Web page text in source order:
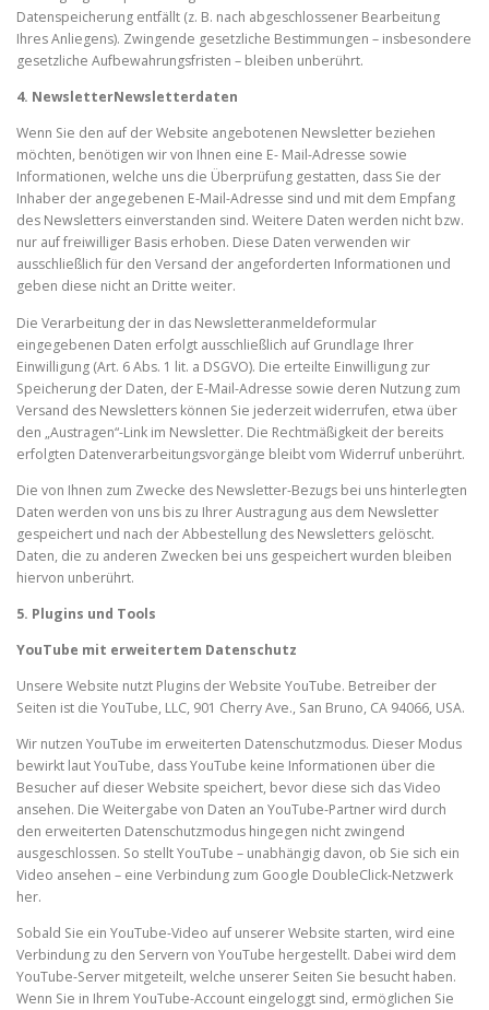
Datenspeicherung entfällt (z. B. nach abgeschlossener Bearbeitung
Ihres Anliegens). Zwingende gesetzliche Bestimmungen – insbesondere
gesetzliche Aufbewahrungsfristen – bleiben unberührt.
4. NewsletterNewsletterdaten
Wenn Sie den auf der Website angebotenen Newsletter beziehen
möchten, benötigen wir von Ihnen eine E- Mail-Adresse sowie
Informationen, welche uns die Überprüfung gestatten, dass Sie der
Inhaber der angegebenen E-Mail-Adresse sind und mit dem Empfang
des Newsletters einverstanden sind. Weitere Daten werden nicht bzw.
nur auf freiwilliger Basis erhoben. Diese Daten verwenden wir
ausschließlich für den Versand der angeforderten Informationen und
geben diese nicht an Dritte weiter.
Die Verarbeitung der in das Newsletteranmeldeformular
eingegebenen Daten erfolgt ausschließlich auf Grundlage Ihrer
Einwilligung (Art. 6 Abs. 1 lit. a DSGVO). Die erteilte Einwilligung zur
Speicherung der Daten, der E-Mail-Adresse sowie deren Nutzung zum
Versand des Newsletters können Sie jederzeit widerrufen, etwa über
den „Austragen“-Link im Newsletter. Die Rechtmäßigkeit der bereits
erfolgten Datenverarbeitungsvorgänge bleibt vom Widerruf unberührt.
Die von Ihnen zum Zwecke des Newsletter-Bezugs bei uns hinterlegten
Daten werden von uns bis zu Ihrer Austragung aus dem Newsletter
gespeichert und nach der Abbestellung des Newsletters gelöscht.
Daten, die zu anderen Zwecken bei uns gespeichert wurden bleiben
hiervon unberührt.
5. Plugins und Tools
YouTube mit erweitertem Datenschutz
Unsere Website nutzt Plugins der Website YouTube. Betreiber der
Seiten ist die YouTube, LLC, 901 Cherry Ave., San Bruno, CA 94066, USA.
Wir nutzen YouTube im erweiterten Datenschutzmodus. Dieser Modus
bewirkt laut YouTube, dass YouTube keine Informationen über die
Besucher auf dieser Website speichert, bevor diese sich das Video
ansehen. Die Weitergabe von Daten an YouTube-Partner wird durch
den erweiterten Datenschutzmodus hingegen nicht zwingend
ausgeschlossen. So stellt YouTube – unabhängig davon, ob Sie sich ein
Video ansehen – eine Verbindung zum Google DoubleClick-Netzwerk
her.
Sobald Sie ein YouTube-Video auf unserer Website starten, wird eine
Verbindung zu den Servern von YouTube hergestellt. Dabei wird dem
YouTube-Server mitgeteilt, welche unserer Seiten Sie besucht haben.
Wenn Sie in Ihrem YouTube-Account eingeloggt sind, ermöglichen Sie